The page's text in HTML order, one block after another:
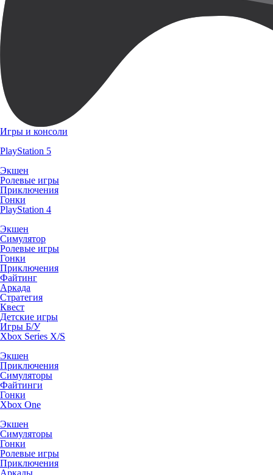
Игры и консоли
PlayStation 5
Экшен
Ролевые игры
Приключения
Гонки
PlayStation 4
Экшен
Симулятор
Ролевые игры
Гонки
Приключения
Файтинг
Аркада
Стратегия
Квест
Детские игры
Игры Б/У
Xbox Series X/S
Экшен
Приключения
Симуляторы
Файтинги
Гонки
Xbox One
Экшен
Симуляторы
Гонки
Ролевые игры
Приключения
Аркады